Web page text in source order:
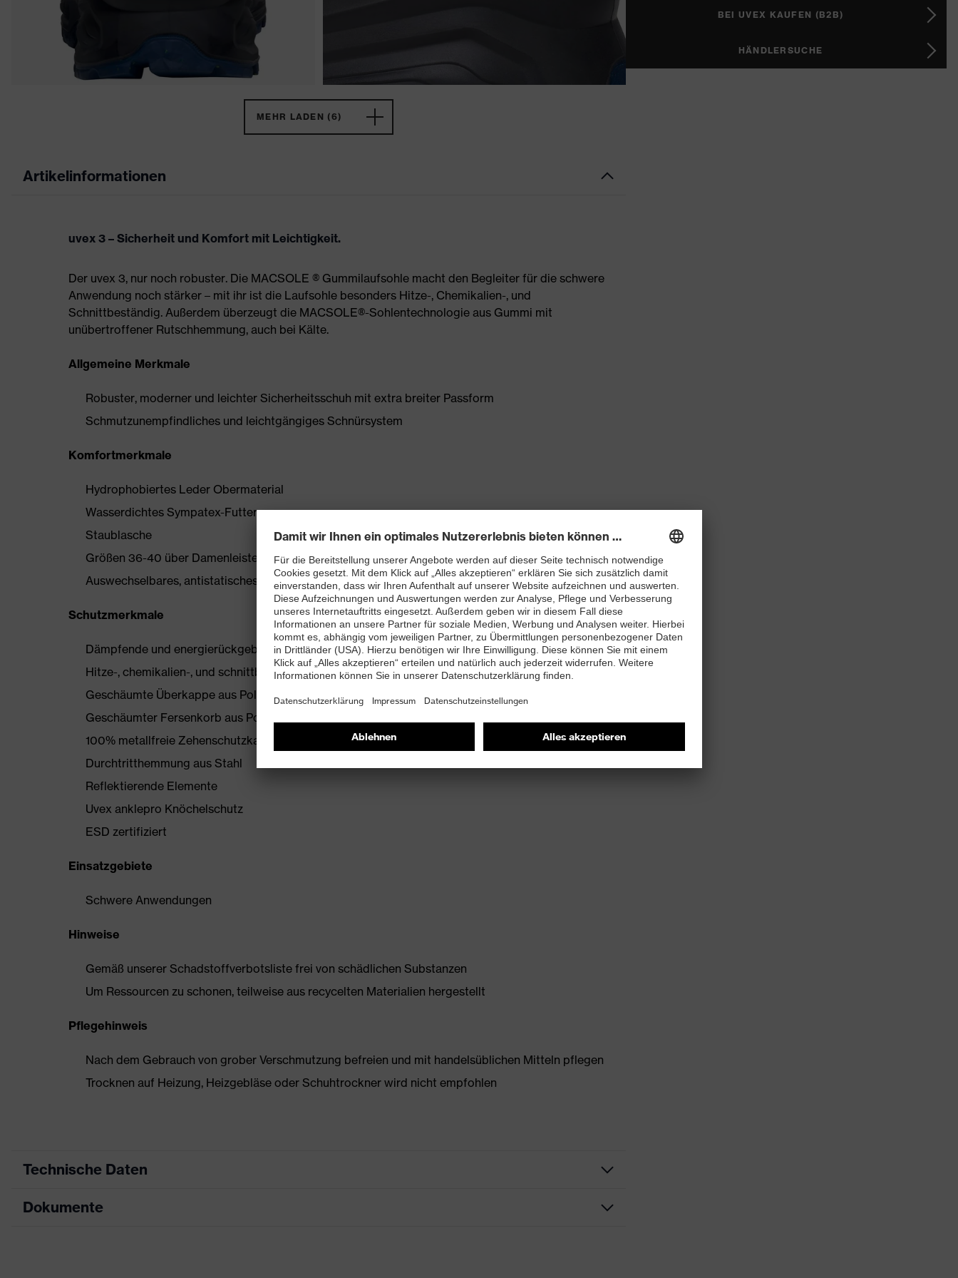
MEHR LADEN (6)
Artikelinformationen
uvex 3 – Sicherheit und Komfort mit Leichtigkeit.
Der uvex 3, nur noch robuster. Die MACSOLE ® Gummilaufsohle macht den Begleiter für die schwere
Anwendung noch stärker – mit ihr ist die Laufsohle besonders Hitze-, Chemikalien-, und
Schnittbeständig. Außerdem überzeugt die MACSOLE®-Sohlentechnologie aus Gummi mit
unübertroffener Rutschhemmung, auch bei Kälte.
Allgemeine Merkmale
Robuster, moderner und leichter Sicherheitsschuh mit extra breiter Passform
Schmutzunempfindliches und leichtgängiges Schnürsystem
Komfortmerkmale
Hydrophobiertes Leder Obermaterial
Wasserdichtes Sympatex-Futter
Staublasche
Größen 36-40 über Damenleisten hergestellt
Auswechselbares, antistatisches Komfortfußbett (Art. Nr.: 86937-9)
Schutzmerkmale
Dämpfende und energierückgebende uvex i-PUREnrj Zwischensohle
Hitze-, chemikalien-, und schnittbeständige uvex MACSOLE®-Gummilaufsohle
Geschäumte Überkappe aus Polyurethan
Geschäumter Fersenkorb aus Polyurethan
100% metallfreie Zehenschutzkappe
Durchtritthemmung aus Stahl
Reflektierende Elemente
Uvex anklepro Knöchelschutz
ESD zertifiziert
Einsatzgebiete
Schwere Anwendungen
Hinweise
Gemäß unserer Schadstoffverbotsliste frei von schädlichen Substanzen
Um Ressourcen zu schonen, teilweise aus recycelten Materialien hergestellt
Pflegehinweis
Nach dem Gebrauch von grober Verschmutzung befreien und mit handelsüblichen Mitteln pflegen
Trocknen auf Heizung, Heizgebläse oder Schuhtrockner wird nicht empfohlen
Technische Daten
Produktart
Dokumente
BEI UVEX KAUFEN (B2B)
HÄNDLERSUCHE